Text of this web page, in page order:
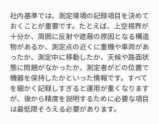
社内基準では、測定環境の記録項目を決めて
おくことが重要です。たとえば、上空視界が
十分か、周囲に反射や遮蔽の原因となる構造
物があるか、測定点の近くに重機や車両があ
ったか、測定中に移動したか、天候や路面状
態に問題がなかったか、測定者がどの位置で
機器を保持したかといった情報です。すべて
を細かく記録しすぎると運用が重くなります
が、後から精度を説明するために必要な項目
は最低限そろえる必要があります。